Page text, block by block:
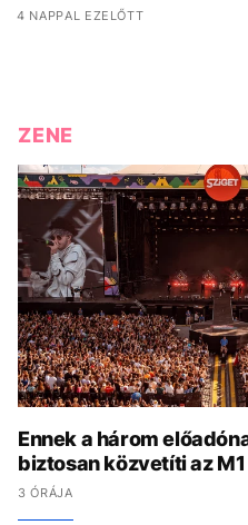
4 NAPPAL EZELŐTT
ZENE
Ennek a három
biztosan közvetíti az
3 ÓRÁJA